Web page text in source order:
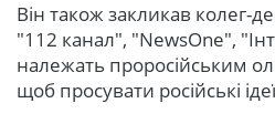
Він також закликав колег-
"112 канал", "NewsOne",
належать проросійським
щоб просувати російські